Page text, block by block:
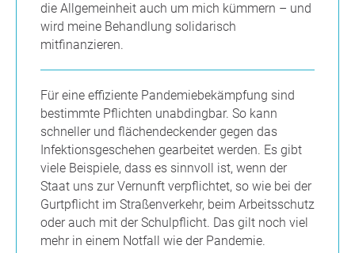
die Allgemeinheit auch um mich kümmern – und
wird meine Behandlung solidarisch
mitfinanzieren.
Für eine effiziente Pandemiebekämpfung sind
bestimmte Pflichten unabdingbar. So kann
schneller und flächendeckender gegen das
Infektionsgeschehen gearbeitet werden. Es gibt
viele Beispiele, dass es sinnvoll ist, wenn der
Staat uns zur Vernunft verpflichtet, so wie bei der
Gurtpflicht im Straßenverkehr, beim Arbeitsschutz
oder auch mit der Schulpflicht. Das gilt noch viel
mehr in einem Notfall wie der Pandemie.